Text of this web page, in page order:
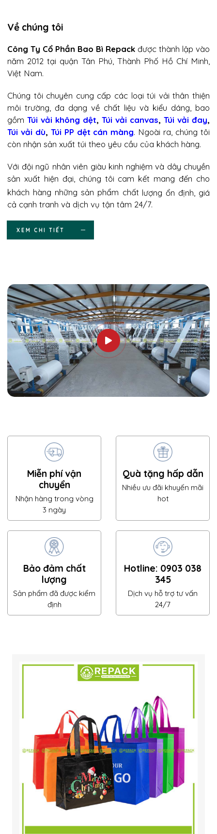
Về chúng tôi
Công Ty Cổ Phần Bao Bì Repack được thành lập vào
năm 2012 tại quận Tân Phú, Thành Phố Hồ Chí Minh,
Việt Nam.
Chúng tôi chuyên cung cấp các loại túi vải thân thiện
môi trường, đa dạng về chất liệu và kiểu dáng, bao
gồm Túi vải không dệt, Túi vải canvas, Túi vải đay,
Túi vải dù, Túi PP dệt cán màng. Ngoài ra, chúng tôi
còn nhận sản xuất túi theo yêu cầu của khách hàng.
Với đội ngũ nhân viên giàu kinh nghiệm và dây chuyền
sản xuất hiện đại, chúng tôi cam kết mang đến cho
khách hàng những sản phẩm chất lượng ổn định, giá
cả cạnh tranh và dịch vụ tận tâm 24/7.
XEM CHI TIẾT
Miễn phí vận
chuyển
Nhận hàng trong vòng
3 ngày
Quà tặng hấp dẫn
Nhiều ưu đãi khuyến mãi
hot
Bảo đảm chất
lượng
Sản phẩm đã được kiểm
định
Hotline: 0903 038
345
Dịch vụ hỗ trợ tư vấn
24/7